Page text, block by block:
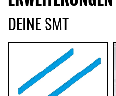
DEINE SMT